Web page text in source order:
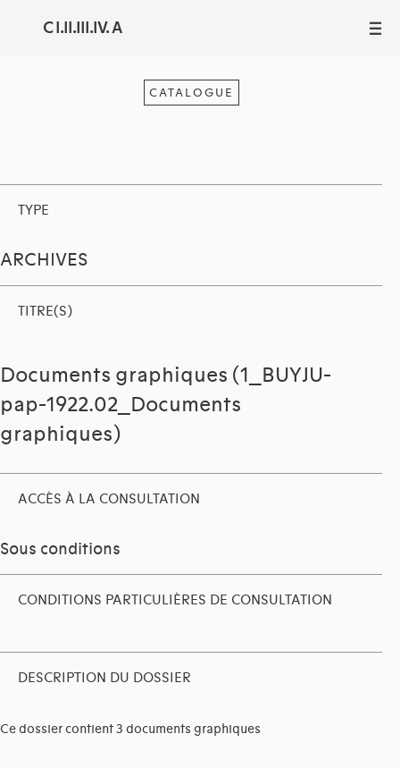
C I.II.III.IV. A III
CATALOGUE
TYPE
ARCHIVES
TITRE(S)
Documents graphiques (1_BUYJU-
pap-1922.02_Documents
graphiques)
ACCÈS À LA CONSULTATION
Sous conditions
CONDITIONS PARTICULIÈRES DE CONSULTATION
DESCRIPTION DU DOSSIER
Ce dossier contient 3 documents graphiques